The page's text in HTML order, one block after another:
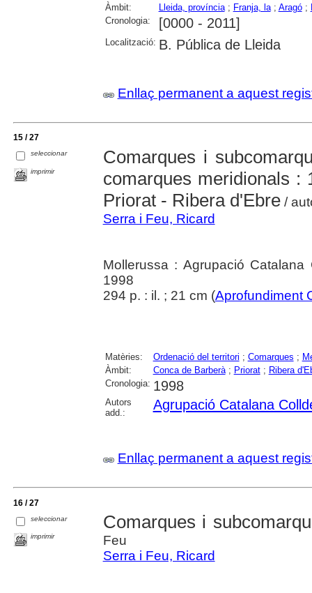
Àmbit:
Lleida, província; Franja, la; Aragó;
Cronologia:
[0000 - 2011]
Localització: B. Pública de Lleida
Enllaç permanent a aquest
15 / 27
seleccionar
imprimir
Comarques i
comarques meridionals
Priorat - Ribera d'Ebre/
Serra i Feu, Ricard
Mollerussa : Agrupació
1998
294 p. : il. ; 21 cm (Aprofundiment
Matèries: Ordenació del territori ; Comarques ;
Àmbit:
Conca de Barberà; Priorat; Ribera
Cronologia: 1998
Autors
add.:
Agrupació Catalana
Enllaç permanent a aquest
16 / 27
seleccionar
imprimir
Comarques i
Feu
Serra i Feu, Ricard